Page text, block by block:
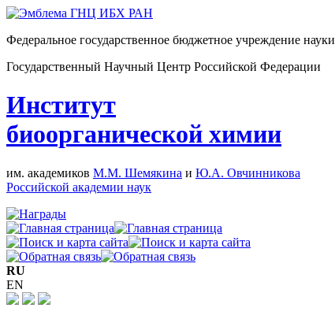
Федеральное государственное бюджетное учреждение науки
Государственный Научный Центр Российской Федерации
Институт
биоорганической химии
им. академиков М.М. Шемякина и Ю.А. Овчинникова
Российской академии наук
RU
EN